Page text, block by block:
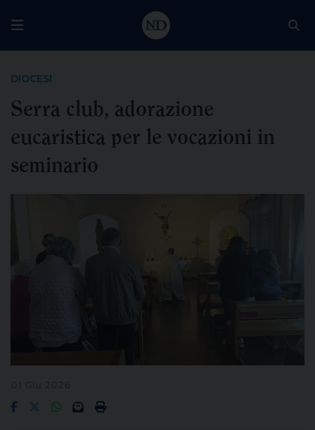
DIOCESI
Serra club, adorazione
eucaristica per le vocazioni in
seminario